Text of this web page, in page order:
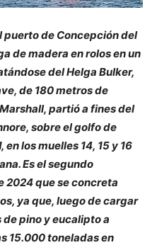
puerto de Concepción del
de madera en rolos en un
del Helga Bulker,
de 180 metros de
partió a fines del
sobre el golfo de
en los muelles 14, 15 y 16
Es el segundo
2024 que se concreta
ya que, luego de cargar
pino y eucalipto a
15.000 toneladas en